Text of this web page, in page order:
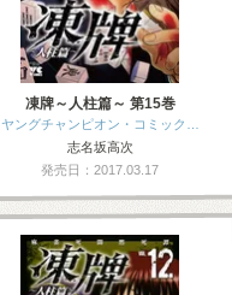
凍牌～人柱篇～ 第15巻
ヤングチャンピオン・コミック…
志名坂高次
発売日：2017.03.17